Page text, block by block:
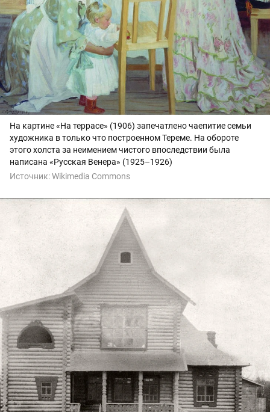
На картине «На террасе» (1906) запечатлено чаепитие семьи
художника в только что построенном Тереме. На обороте
этого холста за неимением чистого впоследствии была
написана «Русская Венера» (1925–1926)
Источник:Wikimedia Commons